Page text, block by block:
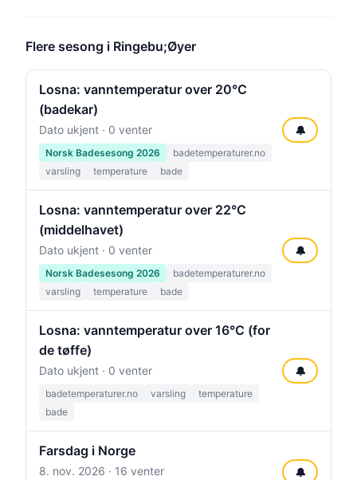
Flere sesong i Ringebu;Øyer
Losna: vanntemperatur over 20°C
(badekar)
Dato ukjent · 0 venter
Norsk Badesesong 2026
badetemperaturer.no
varsling
temperature bade
🔔
Losna: vanntemperatur over 22°C
(middelhavet)
Dato ukjent · 0 venter
Norsk Badesesong 2026
badetemperaturer.no
varsling
temperature bade
🔔
Losna: vanntemperatur over 16°C (for
de tøffe)
Dato ukjent · 0 venter
badetemperaturer.no varsling
temperature
bade
🔔
Farsdag i Norge
8. nov. 2026 · 16 venter 🔔